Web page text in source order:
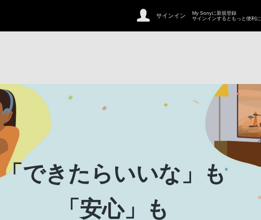
サインイン
My Sonyに新規登録
サインインするともっと便利に
「できたらいいな」も
「安心」も